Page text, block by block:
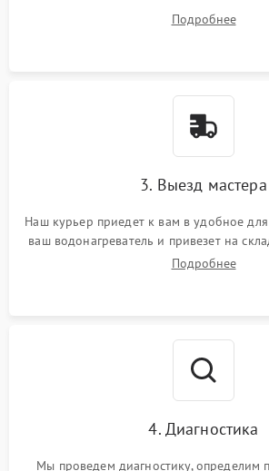
Подробнее
3. Выезд мастера
Наш курьер приедет к вам в удобное
ваш водонагреватель и привезет на
Подробнее
4. Диагностика
Мы проведем диагностику, определим